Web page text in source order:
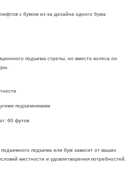
с бумом из-за дизайна одного бума
подъема стрелы, но вместо колеса он
подъемниками
60 футов
подъема или бум зависит от ваших
местности и удовлетворения потребностей.